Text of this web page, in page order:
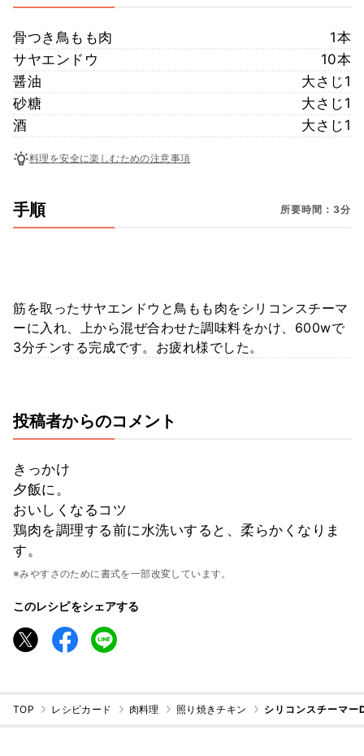
骨つき鳥もも肉
1本
サヤエンドウ
10本
醤油
大さじ1
砂糖
大さじ1
酒
大さじ1
料理を安全に楽しむための注意事項
手順 所要時間：3分
筋を取ったサヤエンドウと鳥もも肉をシリコンスチーマ
ーに入れ、上から混ぜ合わせた調味料をかけ、600wで
3分チンする完成です。お疲れ様でした。
投稿者からのコメント
きっかけ
夕飯に。
おいしくなるコツ
鶏肉を調理する前に水洗いすると、柔らかくなりま
す。
※みやすさのために書式を一部改変しています。
このレシピをシェアする
TOP レシピカード 肉料理 照り焼きチキン シリコンスチーマー